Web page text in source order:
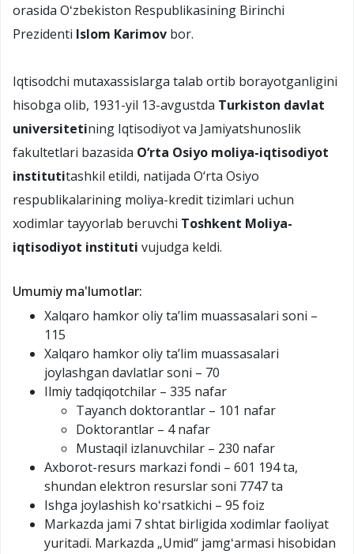
orasida Oʻzbekiston Respublikasining Birinchi
Prezidenti Islom Karimov bor.
Iqtisodchi mutaxassislarga talab ortib borayotganligini
hisobga olib, 1931-yil 13-avgustda Turkiston davlat
universitetining Iqtisodiyot va Jamiyatshunoslik
fakultetlari bazasida O‘rta Osiyo moliya-iqtisodiyot
institutitashkil etildi, natijada O‘rta Osiyo
respublikalarining moliya-kredit tizimlari uchun
xodimlar tayyorlab beruvchi Toshkent Moliya-
iqtisodiyot instituti vujudga keldi.
Umumiy ma'lumotlar:
Xalqaro hamkor oliy taʼlim muassasalari soni –
115
Xalqaro hamkor oliy taʼlim muassasalari
joylashgan davlatlar soni – 70
Ilmiy tadqiqotchilar – 335 nafar
Tayanch doktorantlar – 101 nafar
Doktorantlar – 4 nafar
Mustaqil izlanuvchilar – 230 nafar
Axborot-resurs markazi fondi – 601 194 ta,
shundan elektron resurslar soni 7747 ta
Ishga joylashish koʻrsatkichi – 95 foiz
Markazda jami 7 shtat birligida xodimlar faoliyat
yuritadi. Markazda „Umid“ jamgʻarmasi hisobidan